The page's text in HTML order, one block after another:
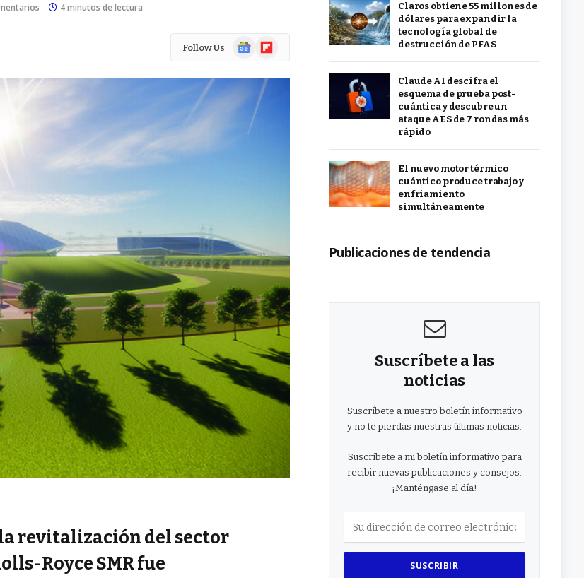
4 minutos de lectura
Follow Us
GoogleFlipboard
revitalización del sector
Royce SMR fue
Claros obtiene 55 millones de
dólares para expandir la
tecnología global de
destrucción de PFAS
Claude AI descifra el
esquema de prueba post-
cuántica y descubre un
ataque AES de 7 rondas más
rápido
El nuevo motor térmico
cuántico produce trabajo y
enfriamiento
simultáneamente
Publicaciones de tendencia
Suscríbete a las
noticias
Suscríbete a nuestro boletín informativo
y no te pierdas nuestras últimas noticias.
Suscríbete a mi boletín informativo para
recibir nuevas publicaciones y consejos.
¡Manténgase al día!